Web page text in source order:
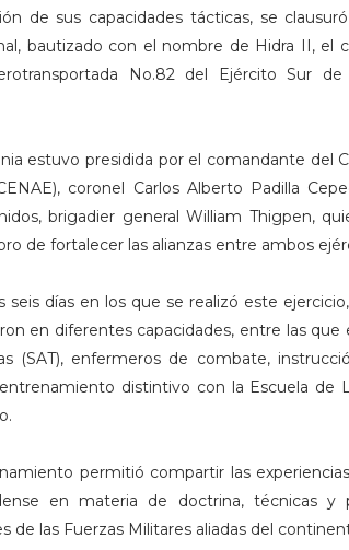
de sus capacidades tácticas, se
bautizado con el nombre de Hidra II, el
No.82 del Ejército Sur
estuvo presidida por el comandante del
coronel Carlos Alberto Padilla
brigadier general William Thigpen,
de fortalecer las alianzas entre ambos
seis días en los que se realizó este
en diferentes capacidades, entre las
(SAT), enfermeros de combate,
distintivo con la Escuela de
permitió compartir las
en materia de doctrina, técnicas y
de las Fuerzas Militares aliadas del